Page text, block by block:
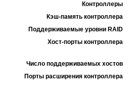
Контроллеры
Кэш-память контроллера
Поддерживаемые уровни RAID
Хост-порты контроллера
Число поддерживаемых хостов
Порты расширения контроллера